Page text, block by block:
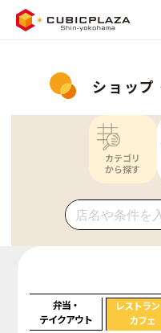
ショップ
カテゴリ
から探す
弁当・
テイクアウト
レストラン
カフェ